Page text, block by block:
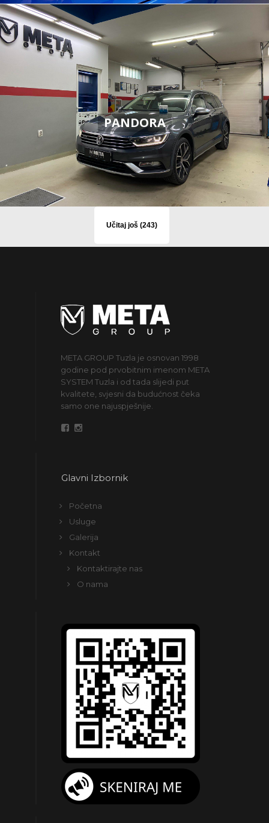
PANDORA
Učitaj još (243)
META GROUP Tuzla je osnovan 1998
godine pod prvobitnim imenom META
SYSTEM Tuzla i od tada slijedi put
kvalitete, svjesni da budućnost čeka
samo one najuspješnije.
Glavni Izbornik
Početna
Usluge
Galerija
Kontakt
Kontaktirajte nas
O nama